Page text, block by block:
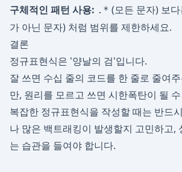
구체적인 패턴 사용: .* (모든 문자) 보
가 아닌 문자) 처럼 범위를 제한하세요.
결론
정규표현식은 '양날의 검'입니다.
잘 쓰면 수십 줄의 코드를 한 줄로 줄여
만, 원리를 모르고 쓰면 시한폭탄이 될
복잡한 정규표현식을 작성할 때는 반드
나 많은 백트래킹이 발생할지 고민하고,
는 습관을 들여야 합니다.